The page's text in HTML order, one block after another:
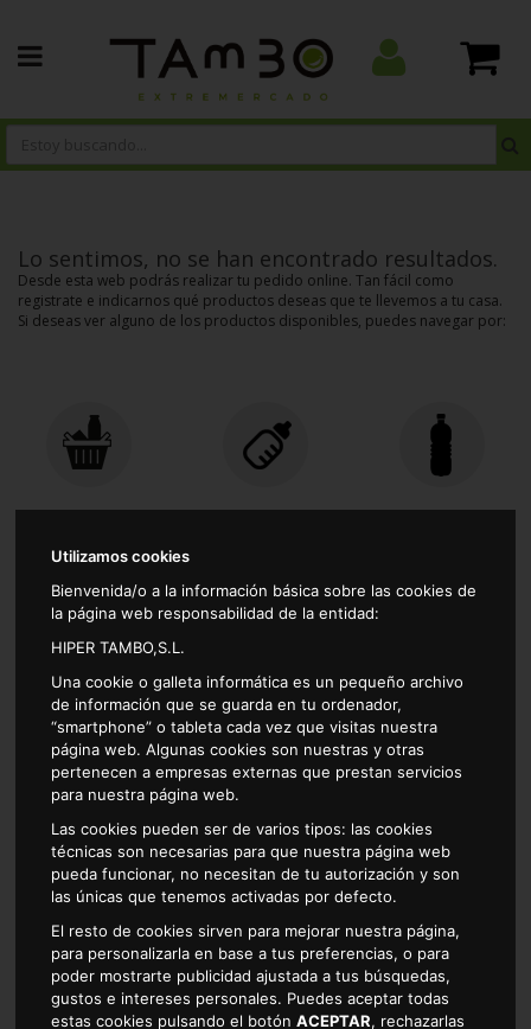
Utilizamos cookies
Bienvenida/o a la información básica sobre las cookies de
la página web responsabilidad de la entidad:
HIPER TAMBO,S.L.
Una cookie o galleta informática es un pequeño archivo
de información que se guarda en tu ordenador,
“smartphone” o tableta cada vez que visitas nuestra
página web. Algunas cookies son nuestras y otras
pertenecen a empresas externas que prestan servicios
para nuestra página web.
Las cookies pueden ser de varios tipos: las cookies
técnicas son necesarias para que nuestra página web
pueda funcionar, no necesitan de tu autorización y son
las únicas que tenemos activadas por defecto.
El resto de cookies sirven para mejorar nuestra página,
para personalizarla en base a tus preferencias, o para
poder mostrarte publicidad ajustada a tus búsquedas,
gustos e intereses personales. Puedes aceptar todas
estas cookies pulsando el botónACEPTAR, rechazarlas
Lo sentimos, no se han encontrado resultados.
Desde esta web podrás realizar tu pedido online. Tan fácil como
registrate e indicarnos qué productos deseas que te llevemos a tu casa.
Si deseas ver alguno de los productos disponibles, puedes navegar por:
ALIMENTACION BEBES BEBIDAS
CARNICERIA CHARCUTERIA
CHARCUTERIA AL
CORTE
CONGELADO DROGUERIA FRUTAS Y VERDURAS